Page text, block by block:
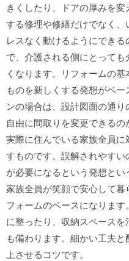
きくしたり、ドアの厚みを
する修理や修繕だけでなく
レスなく動けるようにでき
で、介護される側にとって
くなります。リフォームの
ものを新しくする発想がベ
ンの場合は、設計図面の通り
自由に間取りを変更できるの
実際に住んでいる家族全員
すものです。誤解されやす
が必要になるという発想と
家族全員が笑顔で安心して暮
フォームのベースになりま
に整ったり、収納スペース
も備わります。細かい工夫
上させるコツです。